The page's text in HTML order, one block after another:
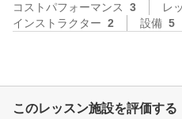
コストパフォーマンス
3 レ
インストラクター 2 設備 5
このレッスン施設を評価する